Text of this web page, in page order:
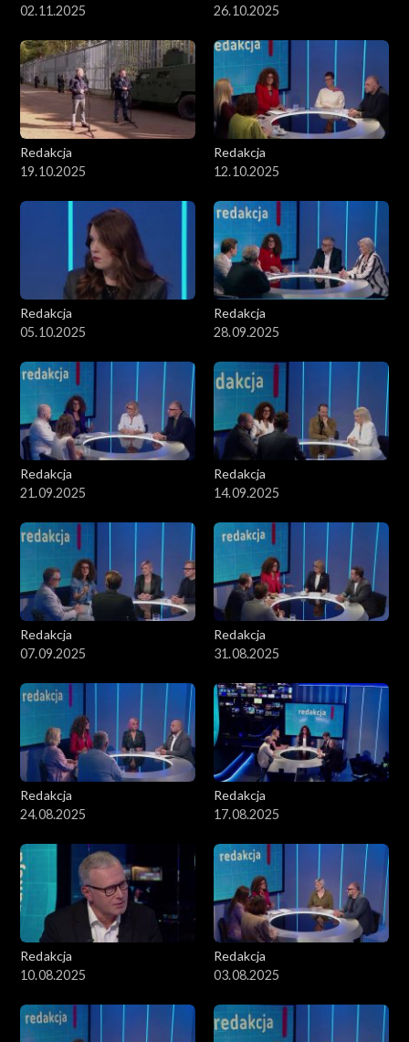
02.11.2025
26.10.2025
Redakcja
19.10.2025
Redakcja
12.10.2025
Redakcja
05.10.2025
Redakcja
28.09.2025
Redakcja
21.09.2025
Redakcja
14.09.2025
Redakcja
07.09.2025
Redakcja
31.08.2025
Redakcja
24.08.2025
Redakcja
17.08.2025
Redakcja
10.08.2025
Redakcja
03.08.2025